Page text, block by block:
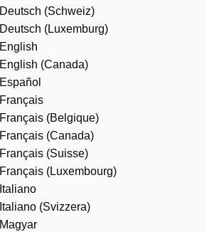
Deutsch (Schweiz)
Deutsch (Luxemburg)
English
English (Canada)
Español
Français
Français (Belgique)
Français (Canada)
Français (Suisse)
Français (Luxembourg)
Italiano
Italiano (Svizzera)
Magyar